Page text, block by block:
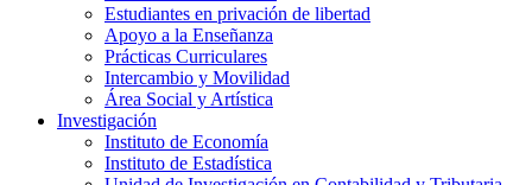
Estudiantes en privación de libertad
Apoyo a la Enseñanza
Prácticas Curriculares
Intercambio y Movilidad
Área Social y Artística
Investigación
Instituto de Economía
Instituto de Estadística